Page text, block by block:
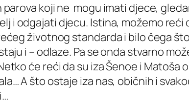
koji ne mogu imati djece,
i odgajati djecu. Istina, možemo reći
životnog standarda i bilo čega
i – odlaze. Pa se onda stvarno
će reći da su iza Šenoe i Matoša
A što ostaje iza nas, običnih i